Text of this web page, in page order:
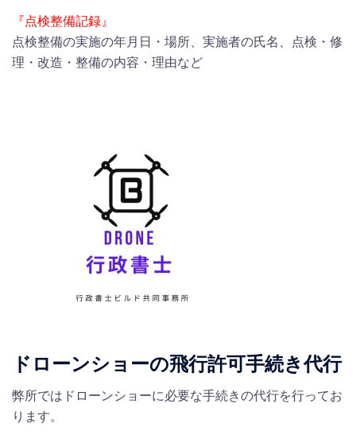
『点検整備記録』
点検整備の実施の年月日・場所、実施者の氏名、点検・修
理・改造・整備の内容・理由など
ドローンショーの飛行許可手続き代行
弊所ではドローンショーに必要な手続きの代行を行ってお
ります。